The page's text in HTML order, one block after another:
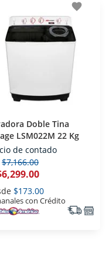
favorite
Doble Tina
LSM022M 22 Kg
de contado
$7,166.00
$173.00
con Crédito